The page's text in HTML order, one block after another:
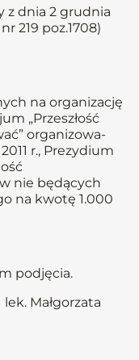
z dnia 2 grudnia
219 poz.1708)
na organizację
„Przeszłość
organizowa-
r., Prezydium
nie będących
na kwotę 1.000
podjęcia.
Małgorzata